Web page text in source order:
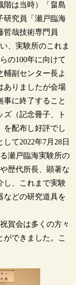
階は当時）「畠島
研究員「瀬戸臨海
哲哉技術専門員
、実験所のこれま
の100年に向けて
輔副センター長よ
ありましたが会場
事に終了すること
（記念冊子、ト
を配布し好評でし
て2022年7月28日
瀬戸臨海実験所の
歴代所長、顕著な
し、これまで実験
などの研究道具を
賀会は多くの方々
できました。こ